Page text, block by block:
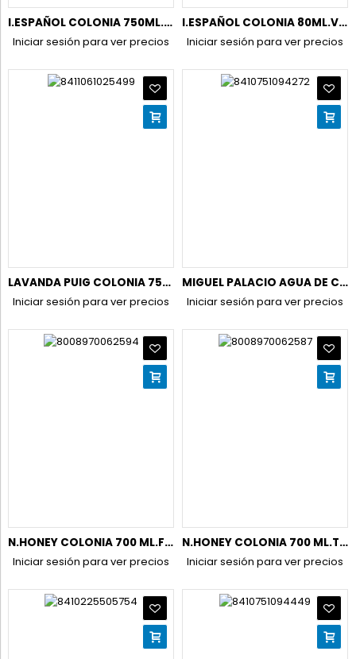
I.ESPAÑOL COLONIA 750ML.CONC. GOTAS FRESCAS UNISEX
Iniciar sesión para ver precios
I.ESPAÑOL COLONIA 80ML.VAPO.CONC. GOTAS FRESCAS UNISEX
Iniciar sesión para ver precios
LAVANDA PUIG COLONIA 750 ML
Iniciar sesión para ver precios
MIGUEL PALACIO AGUA DE COLONIA 800ML.
Iniciar sesión para ver precios
N.HONEY COLONIA 700 ML.FRESCOR DE COLONIA ( NUEVO)
Iniciar sesión para ver precios
N.HONEY COLONIA 700 ML.TE VERDE ( NUEVO)
Iniciar sesión para ver precios